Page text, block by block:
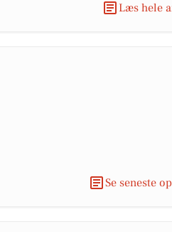
Læs hele
Se seneste